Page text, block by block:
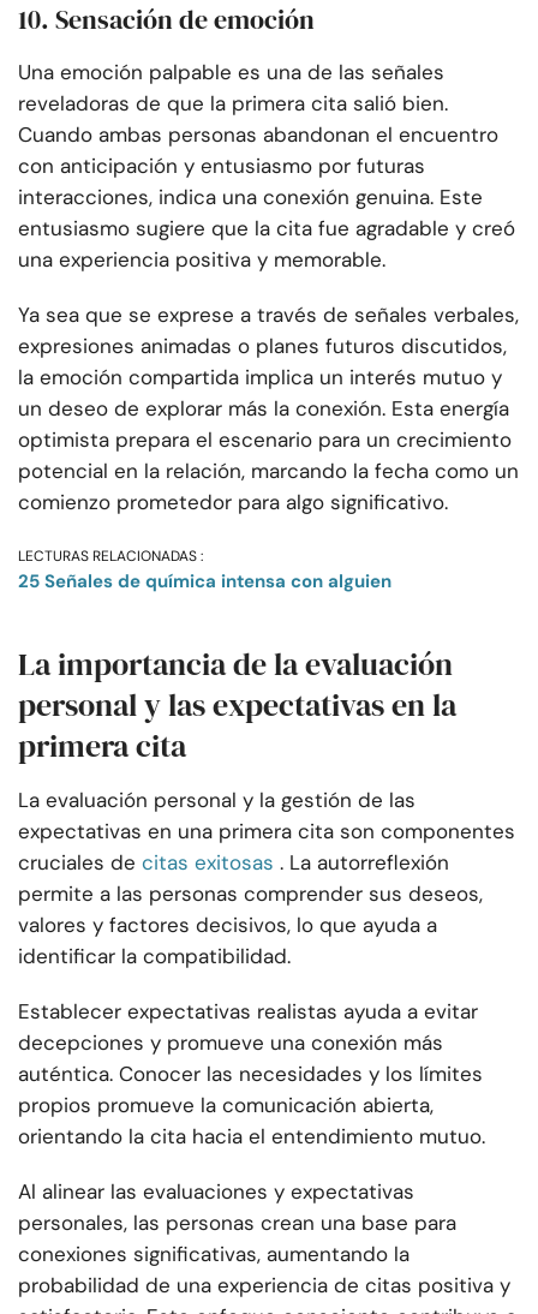
10. Sensación de emoción
Una emoción palpable es una de las señales
reveladoras de que la primera cita salió bien.
Cuando ambas personas abandonan el encuentro
con anticipación y entusiasmo por futuras
interacciones, indica una conexión genuina. Este
entusiasmo sugiere que la cita fue agradable y creó
una experiencia positiva y memorable.
Ya sea que se exprese a través de señales verbales,
expresiones animadas o planes futuros discutidos,
la emoción compartida implica un interés mutuo y
un deseo de explorar más la conexión. Esta energía
optimista prepara el escenario para un crecimiento
potencial en la relación, marcando la fecha como un
comienzo prometedor para algo significativo.
LECTURAS RELACIONADAS :
25 Señales de química intensa con alguien
La importancia de la evaluación
personal y las expectativas en la
primera cita
La evaluación personal y la gestión de las
expectativas en una primera cita son componentes
cruciales de citas exitosas . La autorreflexión
permite a las personas comprender sus deseos,
valores y factores decisivos, lo que ayuda a
identificar la compatibilidad.
Establecer expectativas realistas ayuda a evitar
decepciones y promueve una conexión más
auténtica. Conocer las necesidades y los límites
propios promueve la comunicación abierta,
orientando la cita hacia el entendimiento mutuo.
Al alinear las evaluaciones y expectativas
personales, las personas crean una base para
conexiones significativas, aumentando la
probabilidad de una experiencia de citas positiva y